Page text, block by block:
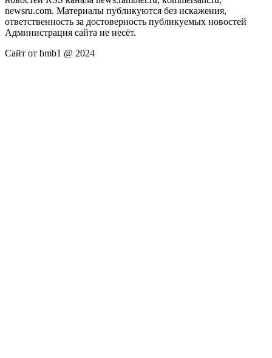
newsru.com. Материалы публикуются без искажения,
ответственность за достоверность публикуемых новостей
Администрация сайта не несёт.
Сайт от bmb1 @ 2024